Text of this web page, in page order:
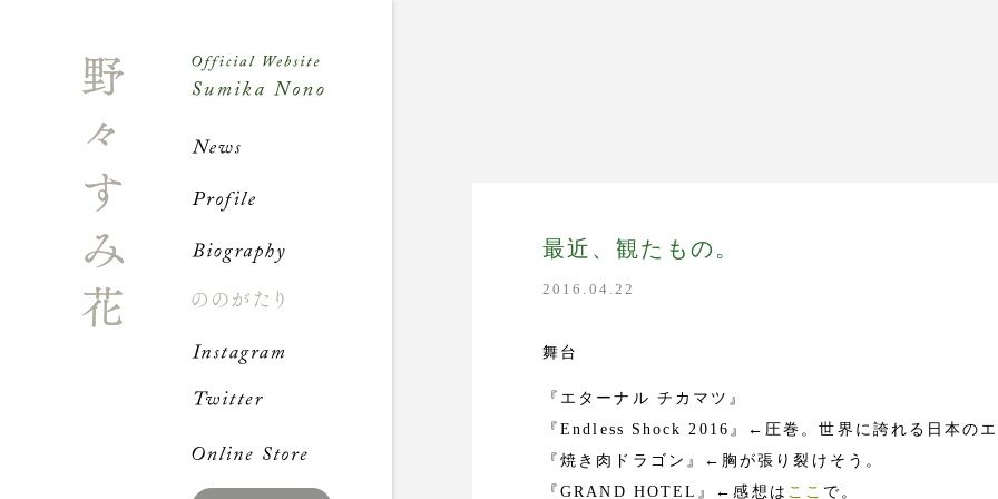
最近、観たもの。
2016.04.22
舞台
『エターナル チカマツ』
『Endless Shock 2016』←圧巻。世界に誇れる日本の
『焼き肉ドラゴン』←胸が張り裂けそう。
『GRAND HOTEL』←感想は ここ で。